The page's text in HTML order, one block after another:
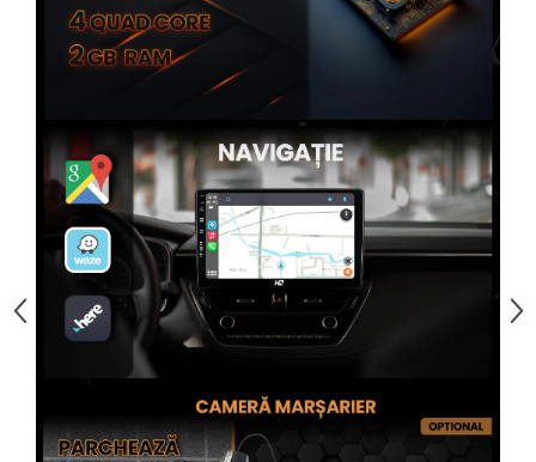
Rame adaptoare Mazda
Rame adaptoare Alfa Romeo
Rame adaptoare Nissan
Rame adaptoare Fiat
Rame adaptoare Hyundai
Rame adaptoare Chevrolet
Rame adaptoare Mitsubishi